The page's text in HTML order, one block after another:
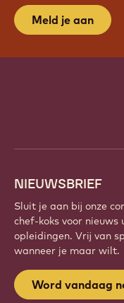
Meld je aan
NIEUWSBRIEF
Sluit je aan bij onze
chef-koks voor nieuws
opleidingen. Vrij van
wanneer je maar wilt.
Word vandaag